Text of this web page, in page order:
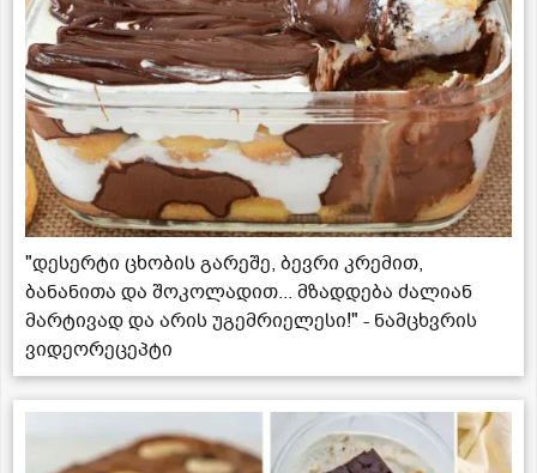
"დესერტი ცხობის გარეშე, ბევრი კრემით,
ბანანითა და შოკოლადით... მზადდება ძალიან
მარტივად და არის უგემრიელესი!" - ნამცხვრის
ვიდეორეცეპტი